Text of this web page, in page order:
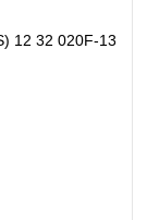
12 32 020F-13